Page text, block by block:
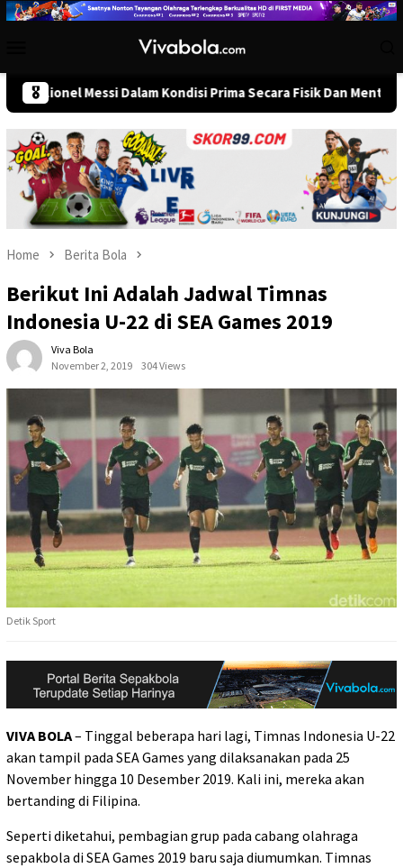
Skip
🎖️
Messi Dalam Kondisi Prima Secara Fisik Dan Mental Jelang
Home Berita Bola
Berikut Ini Adalah Jadwal Timnas
Indonesia U-22 di SEA Games 2019
Viva Bola
November 2, 2019
304 Views
Detik Sport
VIVA BOLA– Tinggal beberapa hari lagi, Timnas Indonesia U-22
akan tampil pada SEA Games yang dilaksanakan pada 25
November hingga 10 Desember 2019. Kali ini, mereka akan
bertanding di Filipina.
Seperti diketahui, pembagian grup pada cabang olahraga
sepakbola di SEA Games 2019 baru saja diumumkan. Timnas